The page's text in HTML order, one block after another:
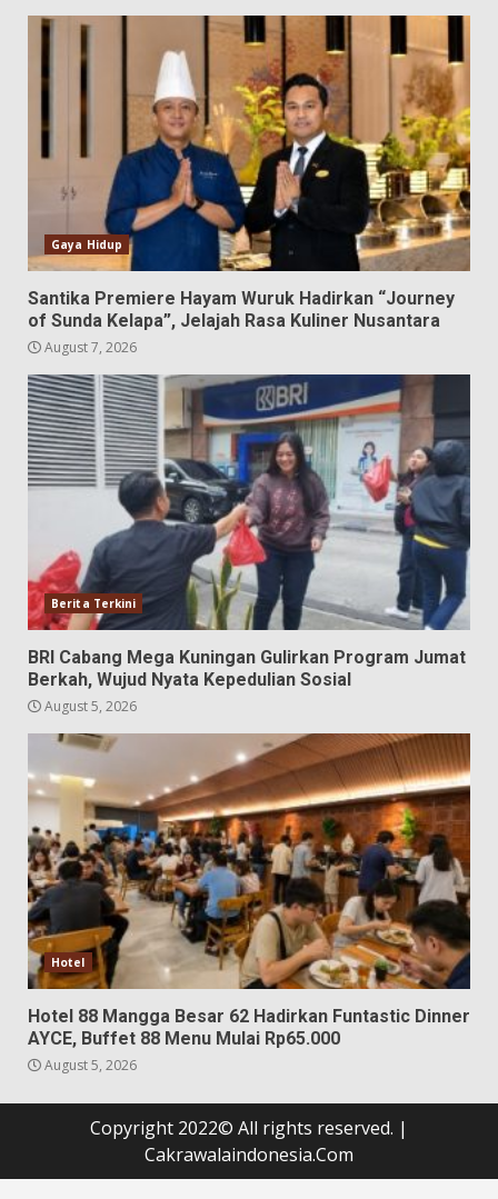
Gaya Hidup
Santika Premiere Hayam Wuruk Hadirkan “Journey
of Sunda Kelapa”, Jelajah Rasa Kuliner Nusantara
August 7, 2026
Berita Terkini
BRI Cabang Mega Kuningan Gulirkan Program Jumat
Berkah, Wujud Nyata Kepedulian Sosial
August 5, 2026
Hotel
Hotel 88 Mangga Besar 62 Hadirkan Funtastic Dinner
AYCE, Buffet 88 Menu Mulai Rp65.000
August 5, 2026
Copyright 2022© All rights reserved. |
Cakrawalaindonesia.Com